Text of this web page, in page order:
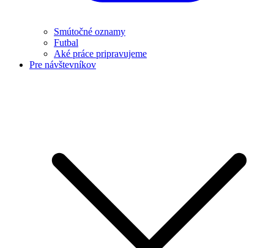
Smútočné oznamy
Futbal
Aké práce pripravujeme
Pre návštevníkov